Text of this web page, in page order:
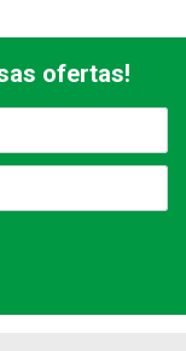
ofertas!